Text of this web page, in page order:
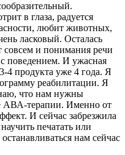
в глаза, радуется
любит животных,
ласковый. Осталась
совсем и понимания речи
поведением. И ужасная
4 продукта уже 4 года. Я
реабилитации. Я
что нам нужны
АВА-терапии. Именно от
И сейчас забрезжила
печатать или
нам сейчас